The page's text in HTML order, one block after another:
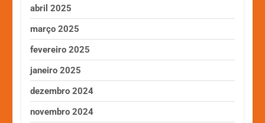
abril 2025
março 2025
fevereiro 2025
janeiro 2025
dezembro 2024
novembro 2024